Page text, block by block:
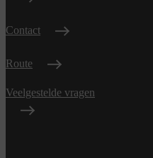
Contact
Route
Veelgestelde vragen